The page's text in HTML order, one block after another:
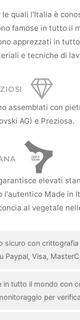
le quali l'Italia è
famose in tutto il
apprezzati in
e tecniche di
assemblati con
AG) e Preziosa.
elevati
l'autentico Made in
al vegetale
sicuro con
Paypal, Visa,
in tutto il mondo con
per